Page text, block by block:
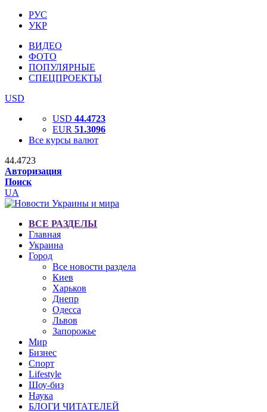
РУС
УКР
ВИДЕО
ФОТО
ПОПУЛЯРНЫЕ
СПЕЦПРОЕКТЫ
USD
USD 44.4723
EUR 51.3096
Все курсы валют
44.4723
Авторизация
Поиск
UA
ВСЕ РАЗДЕЛЫ
Главная
Украина
Город
Все новости раздела
Киев
Харьков
Днепр
Одесса
Львов
Запорожье
Мир
Бизнес
Спорт
Lifestyle
Шоу-биз
Наука
БЛОГИ ЧИТАТЕЛЕЙ